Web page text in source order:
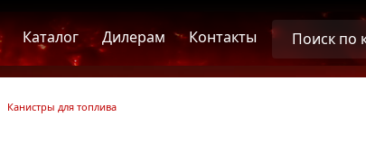
Каталог Дилерам Контакты
Канистры для топлива